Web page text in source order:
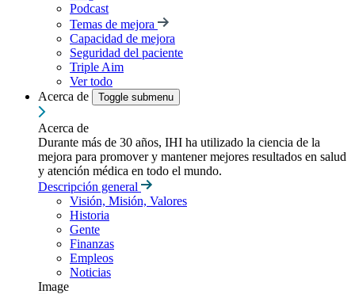
Podcast
Temas de mejora
Capacidad de mejora
Seguridad del paciente
Triple Aim
Ver todo
Acerca de
Toggle submenu
Acerca de
Durante más de 30 años, IHI ha utilizado la ciencia de la
mejora para promover y mantener mejores resultados en salud
y atención médica en todo el mundo.
Descripción general
Visión, Misión, Valores
Historia
Gente
Finanzas
Empleos
Noticias
Image